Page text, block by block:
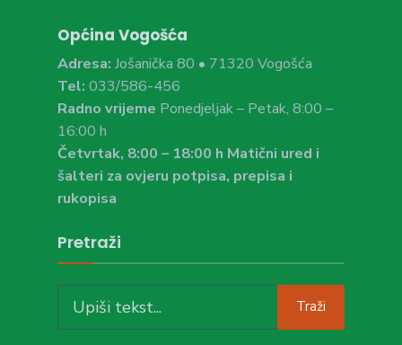
Općina Vogošća
Adresa: Jošanička 80 • 71320 Vogošća
Tel: 033/586-456
Radno vrijeme Ponedjeljak – Petak, 8:00 –
16:00 h
Četvrtak, 8:00 – 18:00 h Matični ured i
šalteri za ovjeru potpisa, prepisa i
rukopisa
Pretraži
for:
Traži